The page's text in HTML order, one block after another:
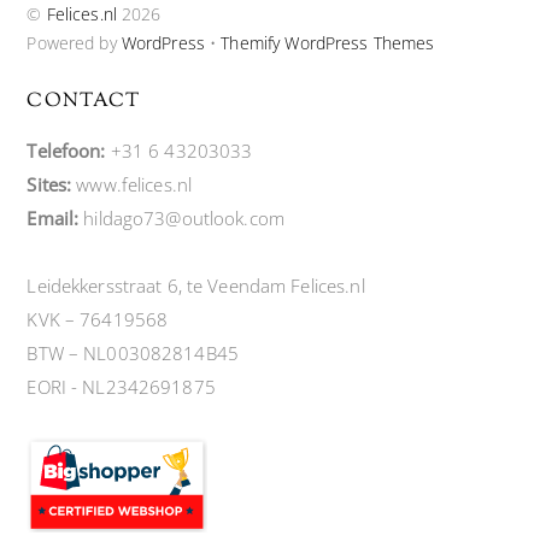
© Felices.nl 2026
Powered byWordPress •Themify WordPress Themes
CONTACT
Telefoon: +31 6 43203033
Sites: www.felices.nl
Email: hildago73@outlook.com
Leidekkersstraat 6, te Veendam Felices.nl
KVK – 76419568
BTW – NL003082814B45
EORI - NL2342691875